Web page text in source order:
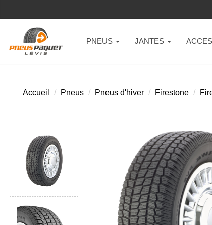
PNEUS JANTES
Accueil Pneus Pneus d'hiver Firestone